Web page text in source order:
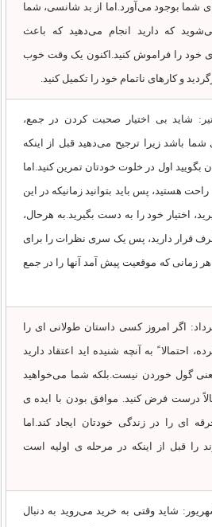
شما بوجود می‌آورد.اما از بد شانسی، شما
که دارید انجام می‌دهید که باعث
خود را فراموش کنید.اکنون یک وقت خوب
و کارهای ناتمام خود را تکمیل کنید.
شاید بی اختیار صحبت کردن در جمع،
باشد زیرا ترجیح می‌دهید قبل از اینکه
بگویید اول در خلوت خودتان تمرین کنید.اما
راحت هستید، پس باید بتوانید زمانیکه در این
اختیار خود را به دست بگیرید.به هرحال،
قرار دارید، پس یک سری نظرات را برای
زمانی که موقعیت پیش آمد آنها را در جمع
اگر امروز کسی داستان طولانی ای را
احتمالا ً به آنچه شنیده اید اعتقاد دارید
معنی گول خوردن نیست.بلکه شما می‌خواهید
درست فرض کنید. موافق بودن با ایده ی
ای را در زندگی خودتان ایجاد کند.اما
را قبل از اینکه در مرحله ی اولیه است
شاید وقتی به خرید می‌روید به دنبال